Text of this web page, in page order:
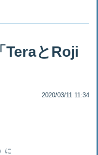
TeraとRoji
2020/03/11 11:34
に